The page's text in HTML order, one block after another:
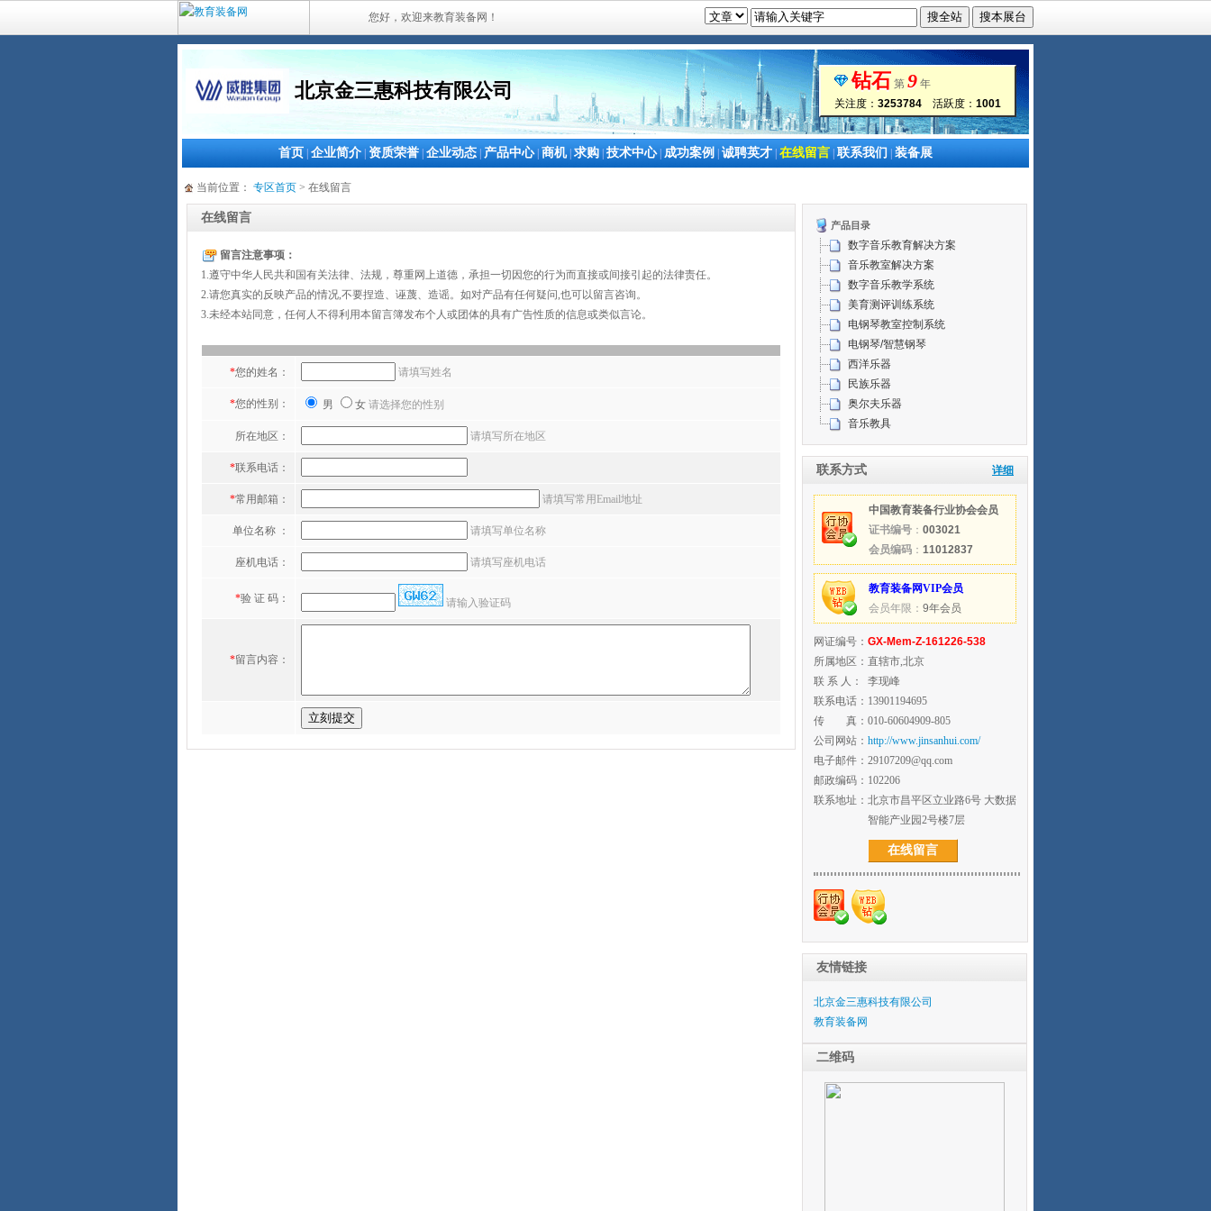
您好，欢迎来教育装备网！
北京金三惠科技有限公司 钻石 第 9 年
关注度： 3253784 活跃度： 1001
首页 企业简介 资质荣誉 企业动态 产品中心| 商机| 求购 技术中心| 成功案例 诚聘英才 在线留言 联系我们 装备展
当前位置： 专区首页 > 在线留言
在线留言
留言注意事项：
1.遵守中华人民共和国有关法律、法规，尊重网上道德，承担一切因您的行为而直接或间接引起的法律责任。
2.请您真实的反映产品的情况,不要捏造、诬蔑、造谣。如对产品有任何疑问,也可以留言咨询。
3.未经本站同意，任何人不得利用本留言簿发布个人或团体的具有广告性质的信息或类似言论。
*您的姓名： 请填写姓名
*您的性别： 男 女 请选择您的性别
所在地区： 请填写所在地区
*联系电话：
*常用邮箱： 请填写常用Email地址
单位名称 ： 请填写单位名称
座机电话： 请填写座机电话
*验 证 码： 请输入验证码
*留言内容：
产品目录
数字音乐教育解决方案
音乐教室解决方案
数字音乐教学系统
美育测评训练系统
电钢琴教室控制系统
电钢琴/智慧钢琴
西洋乐器
民族乐器
奥尔夫乐器
音乐教具
联系方式 详细
中国教育装备行业协会会员
证书编号 ： 003021
会员编码 ： 11012837
教育装备网VIP会员
会员年限： 9年会员
网证编号： GX-Mem-Z-161226-538
所属地区： 直辖市,北京
联 系 人：
李现峰
联系电话： 13901194695
传 真： 010-60604909-805
公司网站： http://www.jinsanhui.com/
电子邮件： 29107209@qq.com
邮政编码： 102206
联系地址： 北京市昌平区立业路6号 大数据
智能产业园2号楼7层
在线留言
友情链接
北京金三惠科技有限公司
教育装备网
二维码